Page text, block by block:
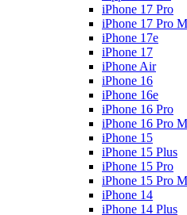
iPhone 17 Pro
iPhone 17 Pro
iPhone 17e
iPhone 17
iPhone Air
iPhone 16
iPhone 16e
iPhone 16 Pro
iPhone 16 Pro
iPhone 15
iPhone 15 Plus
iPhone 15 Pro
iPhone 15 Pro
iPhone 14
iPhone 14 Plus